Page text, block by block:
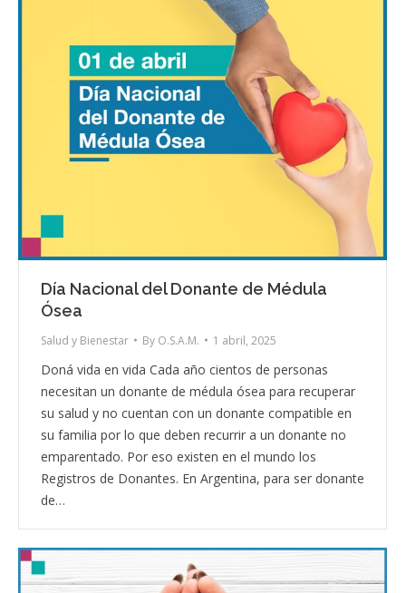
Día Nacional del Donante de Médula
Ósea
Salud y Bienestar By O.S.A.M. 1 abril, 2025
Doná vida en vida Cada año cientos de personas
necesitan un donante de médula ósea para recuperar
su salud y no cuentan con un donante compatible en
su familia por lo que deben recurrir a un donante no
emparentado. Por eso existen en el mundo los
Registros de Donantes. En Argentina, para ser donante
de…